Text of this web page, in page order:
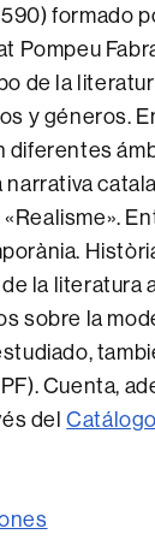
formado
Pompeu
de la
y géneros.
la
sobre la
Cuenta,
del